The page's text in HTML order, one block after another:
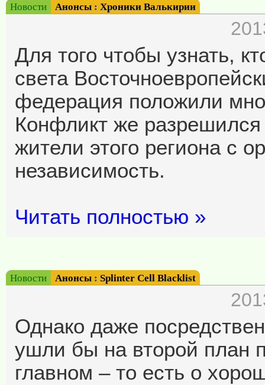
Новости Анонсы : Хроники Валькирии
Для того чтобы узнать,
света
федерация положили
Конфликт же
жители этого региона с
независимость.
Читать полностью »
Новости Анонсы : Splinter Cell Blacklist
Однако даже
ушли бы на второй план
главном – то есть о